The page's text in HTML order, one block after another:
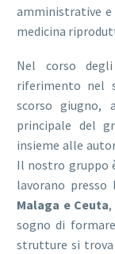
amministrative e
medicina
Nel corso
riferimento nel
scorso giugno,
principale del
insieme alle
Il nostro gruppo
lavorano presso
Malaga e Ceuta
sogno di
strutture si trova